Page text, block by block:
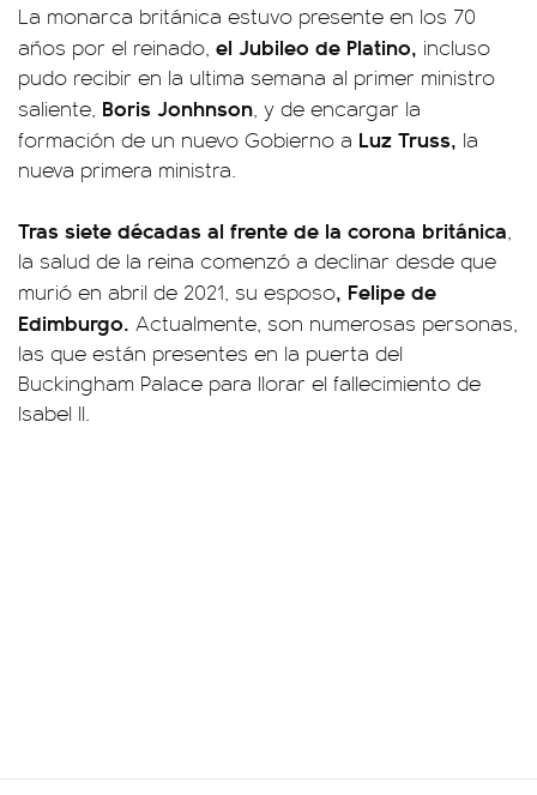
La monarca británica estuvo presente en los 70
años por el reinado, el Jubileo de Platino, incluso
pudo recibir en la ultima semana al primer ministro
saliente, Boris Jonhnson, y de encargar la
formación de un nuevo Gobierno a Luz Truss, la
nueva primera ministra.
Tras siete décadas al frente de la corona británica,
la salud de la reina comenzó a declinar desde que
murió en abril de 2021, su esposo, Felipe de
Edimburgo. Actualmente, son numerosas personas,
las que están presentes en la puerta del
Buckingham Palace para llorar el fallecimiento de
Isabel II.